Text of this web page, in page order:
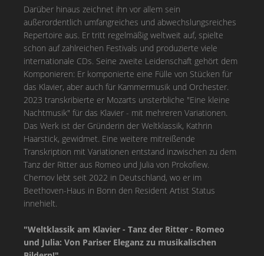
Darüber hinaus zeichnet ihn vor allem sein
außerordentlich umfangreiches und abwechslungsreiches
Repertoire aus. Er tritt regelmäßig weltweit auf, spielte
schon auf zahlreichen Festivals und produzierte viele
internationale CDs. Seine zweite Leidenschaft gehört dem
Komponieren: Er komponierte eine Fülle von Stücken für
das Klavier, aber auch für Kammermusik und Orchester.
2023 transkribierte er Mozarts unsterbliche "Eine kleine
Nachtmusik" für das Klavier - mit mehreren Variationen.
Das Werk ist der Gründerin der Weltklassik, Kathrin
Haarstick, gewidmet. Eine weitere mitreißende
Transkription mit Variationen entstand inzwischen zu dem
Tanz der Ritter aus Romeo und Julia von Prokofiew.
Chernov lebt seit 2022 in Deutschland, wo er im
Beethoven-Haus in Bonn den Resident Artist Status
innehielt.
"Weltklassik am Klavier - Tanz der Ritter - Romeo
und Julia: Von Pariser Eleganz zu musikalischen